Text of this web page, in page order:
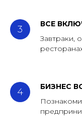
ВСЕ
Завтраки,
БИЗНЕС